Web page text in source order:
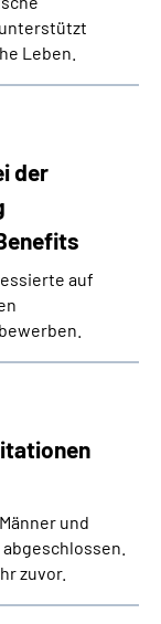
Leben.
der
auf
und
zuvor.